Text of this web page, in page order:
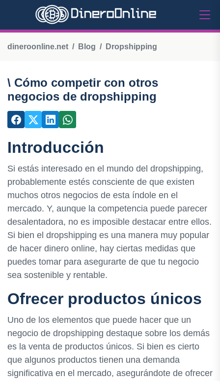
dineroonline.net Blog Dropshipping
\ Cómo competir con otros
negocios de dropshipping
Introducción
Si estás interesado en el mundo del dropshipping,
probablemente estés consciente de que existen
muchos otros negocios de esta índole en el
mercado. Y, aunque la competencia puede parecer
desalentadora, no es imposible destacar entre ellos.
Si bien el dropshipping es una manera muy popular
de hacer dinero online, hay ciertas medidas que
puedes tomar para asegurarte de que tu negocio
sea sostenible y rentable.
Ofrecer productos únicos
Uno de los elementos que puede hacer que un
negocio de dropshipping destaque sobre los demás
es la venta de productos únicos. Si bien es cierto
que algunos productos tienen una demanda
significativa en el mercado, asegurándote de ofrecer